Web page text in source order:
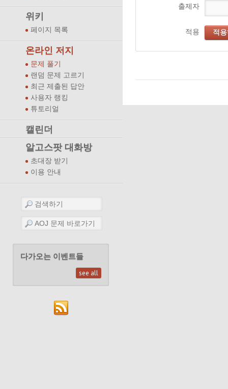
위키
페이지 목록
온라인 저지
문제 풀기
랜덤 문제 고르기
최근 제출된 답안
사용자 랭킹
튜토리얼
캘린더
알고스팟 대화방
초대장 받기
이용 안내
다가오는 이벤트들
see all
출제자
적용 적